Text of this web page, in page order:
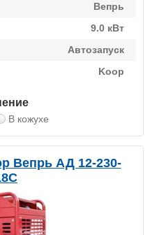
Вепрь
9.0 кВт
Автозапуск
Koop
В кожухе
Вепрь АД 12-230-